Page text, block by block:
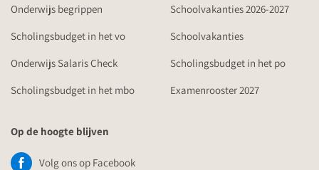
Onderwijs begrippen
Schoolvakanties 2026-2027
Scholingsbudget in het vo
Schoolvakanties
Onderwijs Salaris Check
Scholingsbudget in het po
Scholingsbudget in het mbo
Examenrooster 2027
Op de hoogte blijven
Volg ons op Facebook